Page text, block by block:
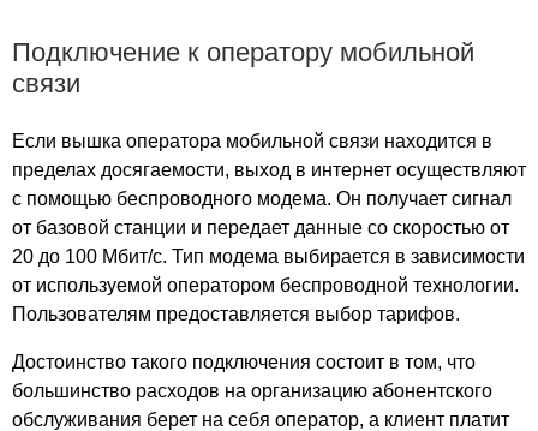
Салют
Свиблово
СДМ
Севастополь
Семеновский
сергиев посад
Серпуховской Двор
Сириус парк
Подключение к оператору мобильной
связи
Если вышка оператора мобильной связи находится в
пределах досягаемости, выход в интернет осуществляют
с помощью беспроводного модема. Он получает сигнал
от базовой станции и передает данные со скоростью от
20 до 100 Мбит/с. Тип модема выбирается в зависимости
от используемой оператором беспроводной технологии.
Пользователям предоставляется выбор тарифов.
Достоинство такого подключения состоит в том, что
большинство расходов на организацию абонентского
обслуживания берет на себя оператор, а клиент платит